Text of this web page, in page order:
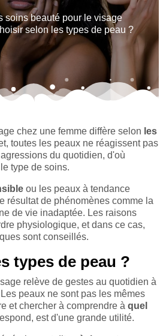
soins beauté pour le visage
selon les types de peau ?
chez une femme diffère selon les
toutes les peaux ne réagissent pas
du quotidien, d'où
type de soins.
ou les peaux à tendance
résultat de phénomènes comme la
de vie inadaptée. Les raisons
physiologique, et dans ce cas,
sont conseillés.
types de peau ?
relève de gestes au quotidien à
peaux ne sont pas les mêmes
et chercher à comprendre à quel
est d'une grande utilité.